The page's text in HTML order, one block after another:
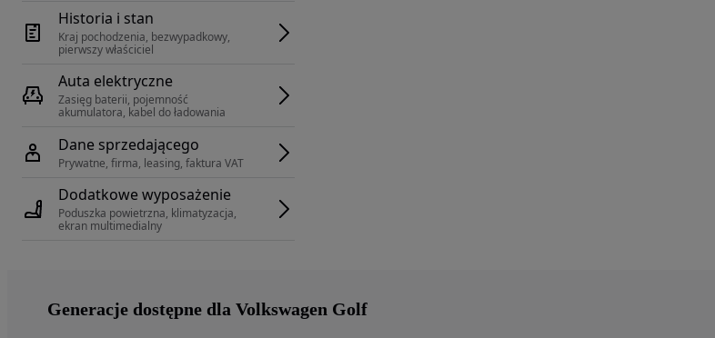
Historia i stan
Kraj pochodzenia, bezwypadkowy,
pierwszy właściciel
Auta elektryczne
Zasięg baterii, pojemność
akumulatora, kabel do ładowania
Dane sprzedającego
Prywatne, firma, leasing, faktura VAT
Dodatkowe wyposażenie
Poduszka powietrzna, klimatyzacja,
ekran multimedialny
Generacje dostępne dla Volkswagen Golf